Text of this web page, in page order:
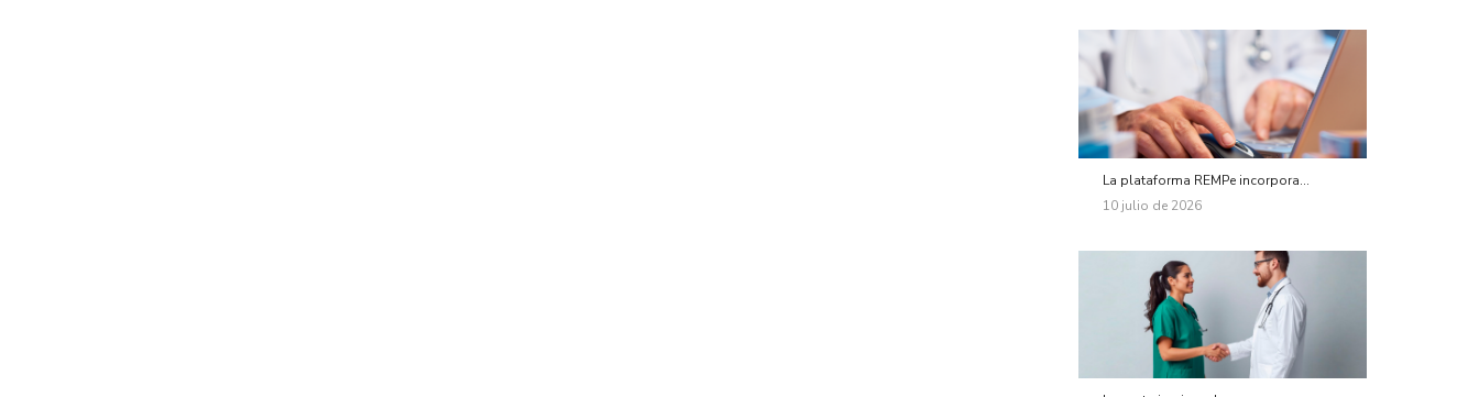
La plataforma REMPe incorpora...
10 julio de 2026